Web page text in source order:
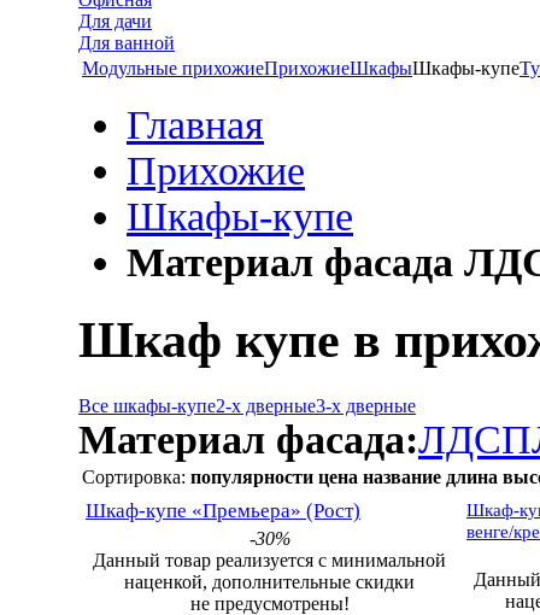
Для дачи
Для ванной
Модульные прихожиеПрихожиеШкафыШкафы-купе
Главная
Прихожие
Шкафы-купе
Материал фасада
Шкаф купе в
Все шкафы-купе2-х дверные3-х дверные
Материал фасада:ЛДСП
Сортировка: популярности цена название длина
Шкаф-купе «Премьера» (Рост)
-30%
Данный товар реализуется с минимальной
наценкой, дополнительные скидки
не предусмотрены!
Шкаф-
венге/
Данный